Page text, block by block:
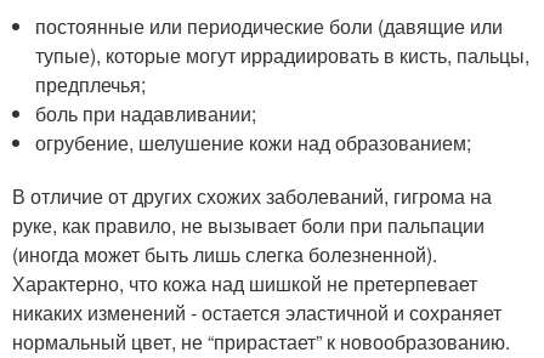
постоянные или периодические боли (давящие или
тупые), которые могут иррадиировать в кисть, пальцы,
предплечья;
боль при надавливании;
огрубение, шелушение кожи над образованием;
В отличие от других схожих заболеваний, гигрома на
руке, как правило, не вызывает боли при пальпации
(иногда может быть лишь слегка болезненной).
Характерно, что кожа над шишкой не претерпевает
никаких изменений - остается эластичной и сохраняет
нормальный цвет, не “прирастает” к новообразованию.